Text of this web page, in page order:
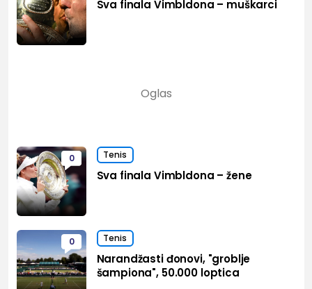
Sva finala Vimbldona – muškarci
0 Tenis
Sva finala Vimbldona – žene
0 Tenis
Narandžasti đonovi, "groblje
šampiona", 50.000 loptica